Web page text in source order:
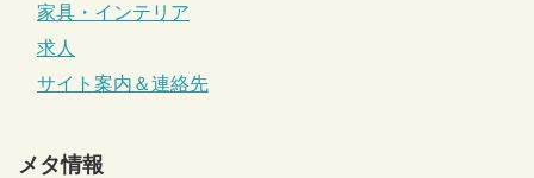
家具・インテリア
求人
サイト案内＆連絡先
メタ情報